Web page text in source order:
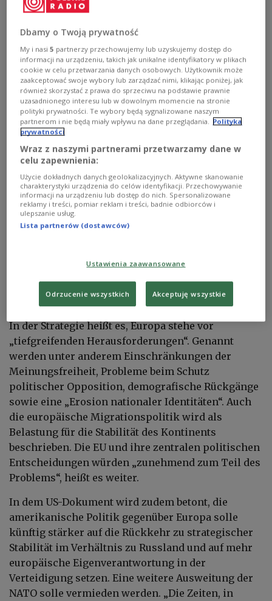
Polens Premier Donald Tusk hat deutlich auf die neue Nationale
Sicherheitsstrategie der USA reagiert.
PAP/Paweł Supernak
Die US-Regierung hatte am Vortag ihre lang
erwartete Sicherheitsstrategie vorgestellt. Das
Dokument enthält deutliche Kritik an
Entwicklungen in Europa und stellt eine stärkere
Einflussnahme auf europäische Politik in Aussicht.
mehreren EU-Staaten und sprechen von einem
werden müsse.
In der Strategie heißt es, Europa stehe vor
„tiefgreifenden Herausforderungen“. Genannt
werden unter anderem Einschränkungen der
Meinungsfreiheit, Probleme beim Schutz
politischer Opposition, demografische Rückgänge
sowie eine „Erosion nationaler Identitäten“. Auch
die europäische Migrationspolitik wird als
Belastung für die Stabilität des Kontinents
beschrieben. Die EU und ihre zentralen politischen
Entscheidungen würden „zunehmend zum Teil des
Problems“, heißt es weiter.
In dem US-Dokument wird zudem betont, die
amerikanische Politik gegenüber Europa solle
künftig stärker auf die Rückkehr zu strategischer
Stabilität im Verhältnis zu Russland und auf mehr
europäische Eigenverantwortung in der
Verteidigung setzen. Eine weitere Ausweitung der
NATO solle vermieden werden. „Die Zeiten, in
Dbamy o Twoją prywatność
My i nasi5 partnerzy przechowujemy lub uzyskujemy dostęp do
informacji na urządzeniu, takich jak unikalne identyfikatory w plikach
cookie w celu przetwarzania danych osobowych. Użytkownik może
zaakceptować swoje wybory lub zarządzać nimi, klikając poniżej, jak
również skorzystać z prawa do sprzeciwu na podstawie prawnie
uzasadnionego interesu lub w dowolnym momencie na stronie
polityki prywatności. Te wybory będą sygnalizowane naszym
partnerom i nie będą miały wpływu na dane przeglądania.
Polityka
prywatności
Wraz z naszymi partnerami przetwarzamy dane w
celu zapewnienia:
Użycie dokładnych danych geolokalizacyjnych. Aktywne skanowanie
charakterystyki urządzenia do celów identyfikacji. Przechowywanie
informacji na urządzeniu lub dostęp do nich. Spersonalizowane
reklamy i treści, pomiar reklam i treści, badnie odbiorców i
ulepszanie usług.
Lista partnerów (dostawców)
Ustawienia zaawansowane
Odrzucenie wszystkich Akceptuję wszystkie